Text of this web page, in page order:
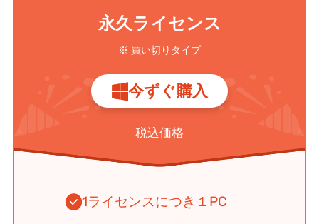
永久ライセンス
※ 買い切りタイプ
今ずぐ購入
税込価格
1ライセンスにつき１PC